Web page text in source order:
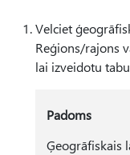
Velciet
Reģions/rajons
lai izveidotu
Padoms
Ģeogrāfiskais